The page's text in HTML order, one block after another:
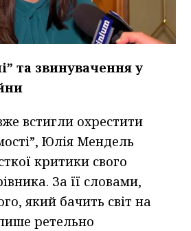
та звинувачення у
встигли охрестити
Юлія Мендель
критики свого
За її словами,
який бачить світ на
ретельно